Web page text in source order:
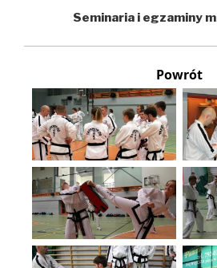
Seminaria i egzaminy
Powrót